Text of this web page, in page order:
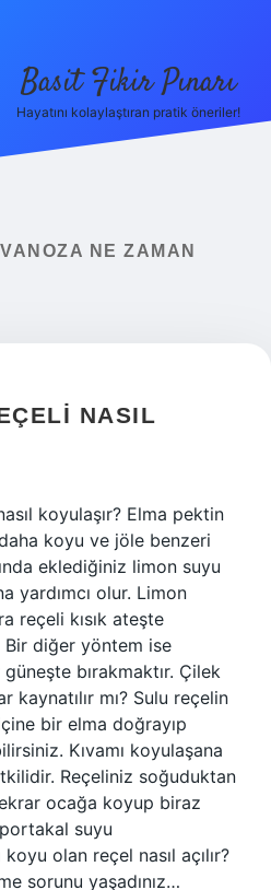
Basit Fikir Pınarı
Hayatını kolaylaştıran pratik öneriler!
NE ZAMAN
NASIL
koyulaşır? Elma pektin
koyu ve jöle benzeri
eklediğiniz limon suyu
yardımcı olur. Limon
reçeli kısık ateşte
diğer yöntem ise
bırakmaktır. Çilek
kaynatılır mı? Sulu reçelin
bir elma doğrayıp
Kıvamı koyulaşana
Reçeliniz soğuduktan
ocağa koyup biraz
suyu
olan reçel nasıl açılır?
sorunu yaşadınız…